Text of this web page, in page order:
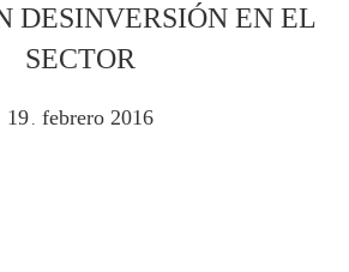
DESINVERSIÓN EN EL
SECTOR
19 febrero 2016